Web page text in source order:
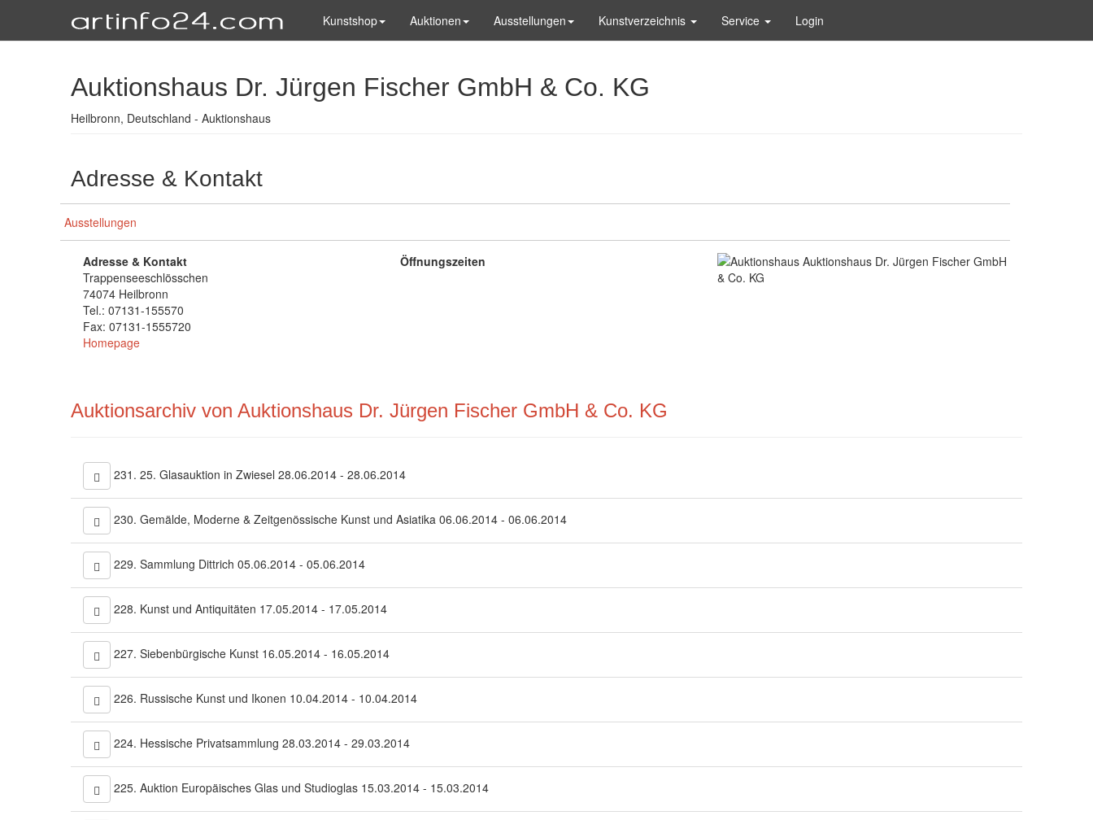
Kunstshop Auktionen Ausstellungen Kunstverzeichnis Service Login
Auktionshaus Dr. Jürgen Fischer GmbH & Co. KG
Heilbronn, Deutschland - Auktionshaus
Adresse & Kontakt
Ausstellungen
Adresse & Kontakt
Trappenseeschlösschen
74074 Heilbronn
Tel.: 07131-155570
Fax: 07131-1555720
Homepage
Öffnungszeiten
Auktionsarchiv von Auktionshaus Dr. Jürgen Fischer GmbH & Co. KG
231. 25. Glasauktion in Zwiesel 28.06.2014 - 28.06.2014
230. Gemälde, Moderne & Zeitgenössische Kunst und Asiatika 06.06.2014 - 06.06.2014
229. Sammlung Dittrich 05.06.2014 - 05.06.2014
228. Kunst und Antiquitäten 17.05.2014 - 17.05.2014
227. Siebenbürgische Kunst 16.05.2014 - 16.05.2014
226. Russische Kunst und Ikonen 10.04.2014 - 10.04.2014
224. Hessische Privatsammlung 28.03.2014 - 29.03.2014
225. Auktion Europäisches Glas und Studioglas 15.03.2014 - 15.03.2014